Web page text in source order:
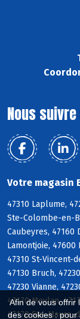
Afin de vous offrir
des cookies :
Nous
Votre magasin
47310 Laplume,
Ste-Colombe-en-
Caubeyres, 47160
Lamontjoie, 47600
47310 St-Vincent-
47130 Bruch,
47230 Vianne,
47170 Meylan,
47170 Ste-Maure-